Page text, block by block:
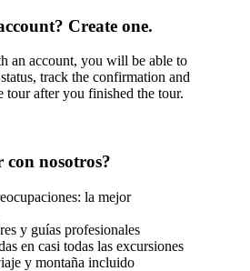
Create one.
an account, you will be able to
track the confirmation and
tour after you finished the tour.
nosotros?
la mejor
y guías profesionales
en casi todas las excursiones
y montaña incluido